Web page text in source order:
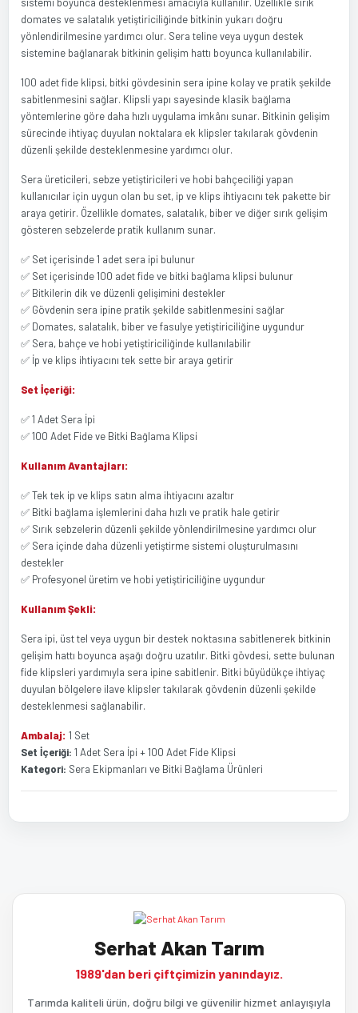
domates ve salatalık yetiştiriciliğinde bitkinin yukarı doğru
yönlendirilmesine yardımcı olur. Sera teline veya uygun destek
sistemine bağlanarak bitkinin gelişim hattı boyunca kullanılabilir.
100 adet fide klipsi, bitki gövdesinin sera ipine kolay ve pratik şekilde
sabitlenmesini sağlar. Klipsli yapı sayesinde klasik bağlama
yöntemlerine göre daha hızlı uygulama imkânı sunar. Bitkinin gelişim
sürecinde ihtiyaç duyulan noktalara ek klipsler takılarak gövdenin
düzenli şekilde desteklenmesine yardımcı olur.
Sera üreticileri, sebze yetiştiricileri ve hobi bahçeciliği yapan
kullanıcılar için uygun olan bu set, ip ve klips ihtiyacını tek pakette bir
araya getirir. Özellikle domates, salatalık, biber ve diğer sırık gelişim
gösteren sebzelerde pratik kullanım sunar.
✅ Set içerisinde 1 adet sera ipi bulunur
✅ Set içerisinde 100 adet fide ve bitki bağlama klipsi bulunur
✅ Bitkilerin dik ve düzenli gelişimini destekler
✅ Gövdenin sera ipine pratik şekilde sabitlenmesini sağlar
✅ Domates, salatalık, biber ve fasulye yetiştiriciliğine uygundur
✅ Sera, bahçe ve hobi yetiştiriciliğinde kullanılabilir
✅ İp ve klips ihtiyacını tek sette bir araya getirir
Set İçeriği:
✅ 1 Adet Sera İpi
✅ 100 Adet Fide ve Bitki Bağlama Klipsi
Kullanım Avantajları:
✅ Tek tek ip ve klips satın alma ihtiyacını azaltır
✅ Bitki bağlama işlemlerini daha hızlı ve pratik hale getirir
✅ Sırık sebzelerin düzenli şekilde yönlendirilmesine yardımcı olur
✅ Sera içinde daha düzenli yetiştirme sistemi oluşturulmasını
destekler
✅ Profesyonel üretim ve hobi yetiştiriciliğine uygundur
Kullanım Şekli:
Sera ipi, üst tel veya uygun bir destek noktasına sabitlenerek bitkinin
gelişim hattı boyunca aşağı doğru uzatılır. Bitki gövdesi, sette bulunan
fide klipsleri yardımıyla sera ipine sabitlenir. Bitki büyüdükçe ihtiyaç
duyulan bölgelere ilave klipsler takılarak gövdenin düzenli şekilde
desteklenmesi sağlanabilir.
Ambalaj: 1 Set
Set İçeriği: 1 Adet Sera İpi + 100 Adet Fide Klipsi
Kategori: Sera Ekipmanları ve Bitki Bağlama Ürünleri
Yorum Yaz
Görüş ve önerileriniz için teşekkür ederiz.
Ürün resmi kalitesiz, bozuk veya görüntülenemiyor.
Ürün açıklamasında eksik bilgiler bulunuyor.
Serhat Akan Tarım
1989'dan beri çiftçimizin yanındayız.
Tarımda kaliteli ürün, doğru bilgi ve güvenilir hizmet anlayışıyla